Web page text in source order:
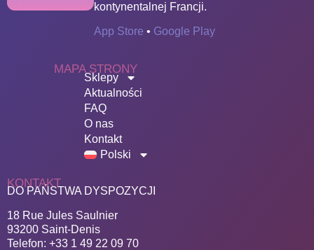
kontynentalnej Francji.
App Store • Google Play
MAPA STRONY
Sklepy
Aktualności
FAQ
O nas
Kontakt
Polski
KONTAKT
DO PAŃSTWA DYSPOZYCJI
18 Rue Jules Saulnier
93200 Saint-Denis
Telefon: +33 1 49 22 09 70